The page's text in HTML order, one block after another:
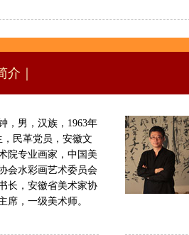
介｜
，男，汉族，1963年
，民革党员，安徽文
院专业画家，中国美
会水彩画艺术委员会
长，安徽省美术家协
席，一级美术师。